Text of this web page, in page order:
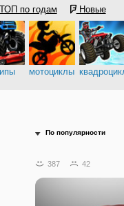
по годам Новые
мотоциклы
По популярности
387 42